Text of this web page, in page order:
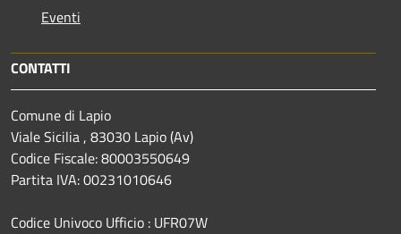
Eventi
CONTATTI
Comune di Lapio
Viale Sicilia , 83030 Lapio (Av)
Codice Fiscale: 80003550649
Partita IVA: 00231010646
Codice Univoco Ufficio : UFR07W